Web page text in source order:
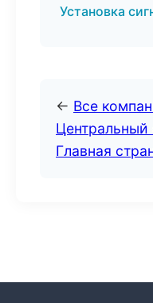
Установка
← Все
Центральный
Главная